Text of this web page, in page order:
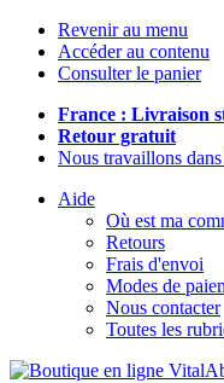
Revenir au menu
Accéder au contenu
Consulter le panier
France : Livraison
Retour gratuit
Nous travaillons
Aide
Où est ma
Retours
Frais d'envoi
Modes de
Nous contacter
Toutes les